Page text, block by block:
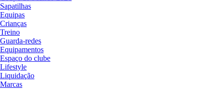
Sapatilhas
Equipas
Crianças
Treino
Guarda-redes
Equipamentos
Espaço do clube
Lifestyle
Liquidação
Marcas